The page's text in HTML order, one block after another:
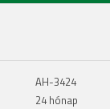
AH-3424
24 hónap